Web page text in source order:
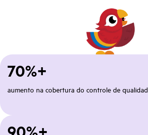
70%+
aumento na cobertura do controle de